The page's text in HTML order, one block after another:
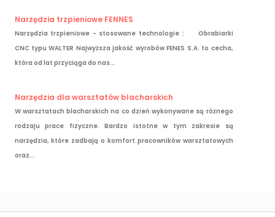
Narzędzia trzpieniowe FENNES
Narzędzia trzpieniowe - stosowane technologie : Obrabiarki
CNC typu WALTER Najwyższa jakość wyrobów FENES S.A. to cecha,
która od lat przyciąga do nas...
Narzędzia dla warsztatów blacharskich
W warsztatach blacharskich na co dzień wykonywane są różnego
rodzaju prace fizyczne. Bardzo istotne w tym zakresie są
narzędzia, które zadbają o komfort pracowników warsztatowych
oraz...